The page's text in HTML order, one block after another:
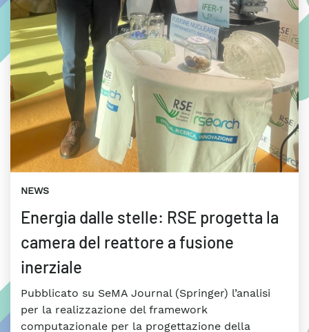
NEWS
Energia dalle stelle: RSE progetta la
camera del reattore a fusione
inerziale
Pubblicato su SeMA Journal (Springer) l’analisi
per la realizzazione del framework
computazionale per la progettazione della